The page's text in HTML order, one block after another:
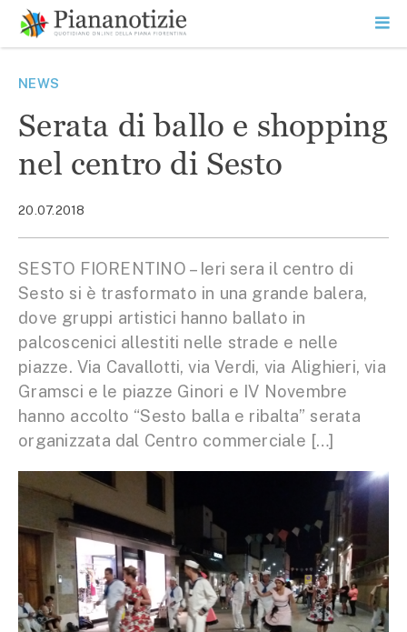
contenuto
SEARCH
NEWS
Serata di ballo e shopping
nel centro di Sesto
20.07.2018
SESTO FIORENTINO – Ieri sera il centro di
Sesto si è trasformato in una grande balera,
dove gruppi artistici hanno ballato in
palcoscenici allestiti nelle strade e nelle
piazze. Via Cavallotti, via Verdi, via Alighieri, via
Gramsci e le piazze Ginori e IV Novembre
hanno accolto “Sesto balla e ribalta” serata
organizzata dal Centro commerciale […]